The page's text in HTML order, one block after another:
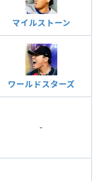
マイルストーン
ワールドスターズ
-